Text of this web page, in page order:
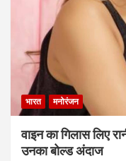
भारत मनोरंजन
वाइन का गिलास लिए
उनका बोल्ड अंदाज